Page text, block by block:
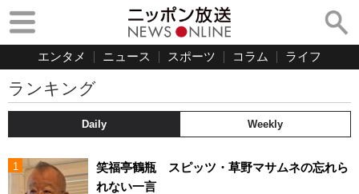
エンタメ ニュース スポーツ コラム ライフ
ランキング
Daily Weekly
笑福亭鶴瓶 スピッツ・草野マサムネの忘れら
れない一言